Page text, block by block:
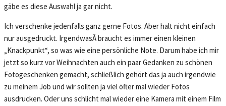
gäbe es diese Auswahl ja gar nicht.
Ich verschenke jedenfalls ganz gerne Fotos. Aber halt nicht einfach
nur ausgedruckt. IrgendwasÂ braucht es immer einen kleinen
„Knackpunkt“, so was wie eine persönliche Note. Darum habe ich mir
jetzt so kurz vor Weihnachten auch ein paar Gedanken zu schönen
Fotogeschenken gemacht, schließlich gehört das ja auch irgendwie
zu meinem Job und wir sollten ja viel öfter mal wieder Fotos
ausdrucken. Oder uns schlicht mal wieder eine Kamera mit einem Film